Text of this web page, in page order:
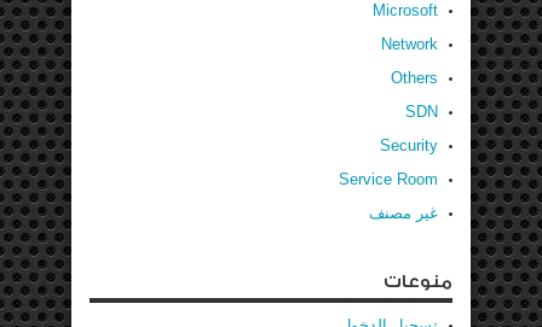
Microsoft
Network
Others
SDN
Security
Service Room
غير مصنف
منوعات